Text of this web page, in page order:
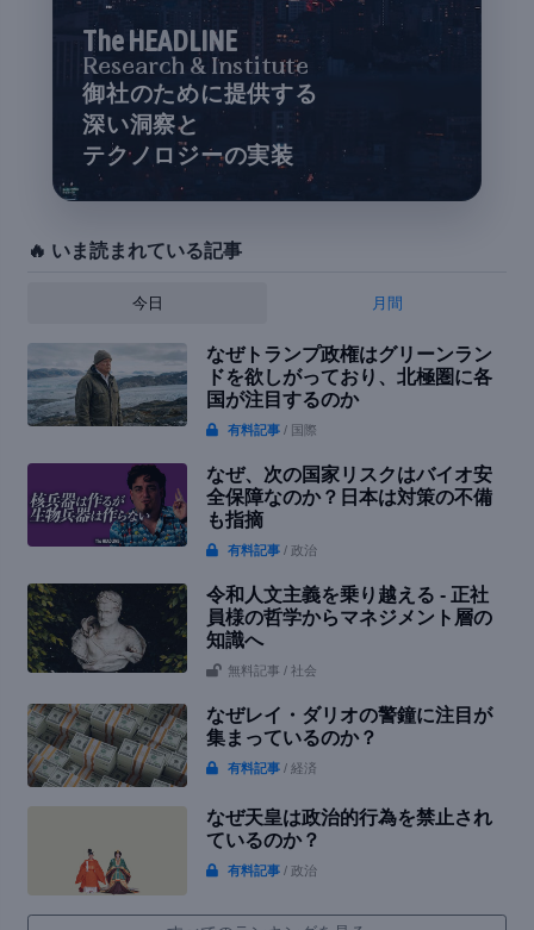
The HEADLINE
Research & Institute
御社のために提供する
深い洞察と
テクノロジーの実装
🔥 いま読まれている記事
今日 月間
なぜトランプ政権はグリーンラン
ドを欲しがっており、北極圏に各
国が注目するのか
有料記事 / 国際
なぜ、次の国家リスクはバイオ安
全保障なのか？日本は対策の不備
も指摘
有料記事 / 政治
令和人文主義を乗り越える - 正社
員様の哲学からマネジメント層の
知識へ
無料記事 / 社会
なぜレイ・ダリオの警鐘に注目が
集まっているのか？
有料記事 / 経済
なぜ天皇は政治的行為を禁止され
ているのか？
有料記事 / 政治